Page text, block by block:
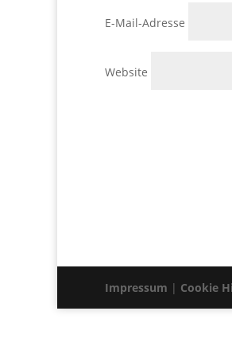
E-Mail-Adresse
Website
Impressum | Cookie